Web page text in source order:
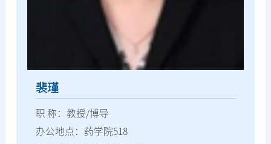
裴瑾
职 称：教授/博导
办公地点：药学院518